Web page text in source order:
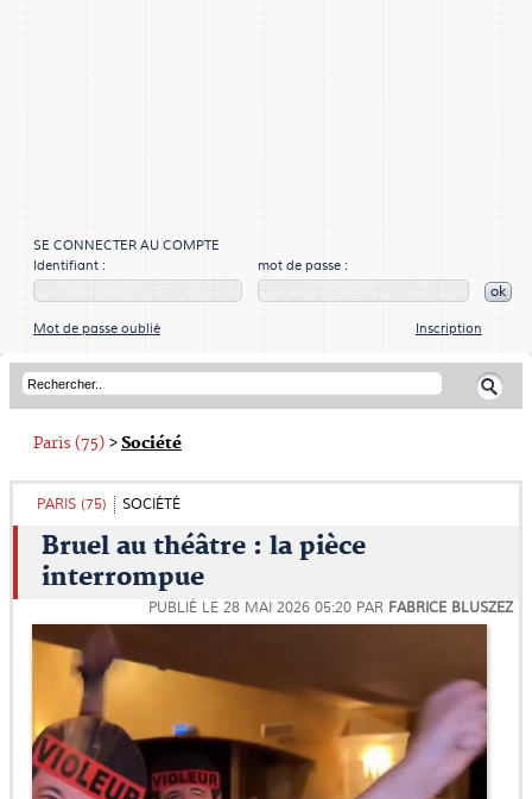
SE CONNECTER AU COMPTE
Identifiant :
mot de passe :
ok
Mot de passe oublié Inscription
Paris (75) >Société
PARIS (75) SOCIÉTÉ
Bruel au théâtre : la pièce
interrompue
PUBLIÉ LE 28 MAI 2026 05:20 PAR FABRICE BLUSZEZ